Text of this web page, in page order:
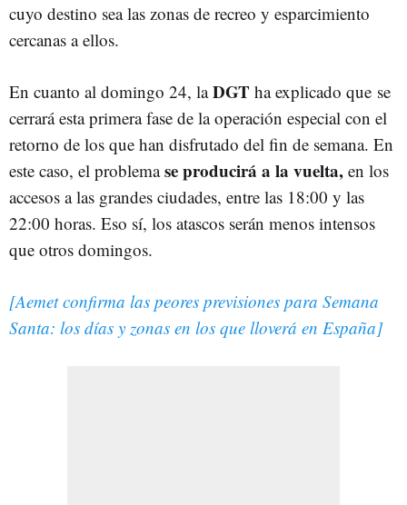
cuyo destino sea las zonas de recreo y esparcimiento
cercanas a ellos.
En cuanto al domingo 24, laDGT ha explicado que se
cerrará esta primera fase de la operación especial con el
retorno de los que han disfrutado del fin de semana. En
este caso, el problemase producirá a la vuelta, en los
accesos a las grandes ciudades, entre las 18:00 y las
22:00 horas. Eso sí, los atascos serán menos intensos
que otros domingos.
[Aemet confirma las peores previsiones para Semana
Santa: los días y zonas en los que lloverá en España]